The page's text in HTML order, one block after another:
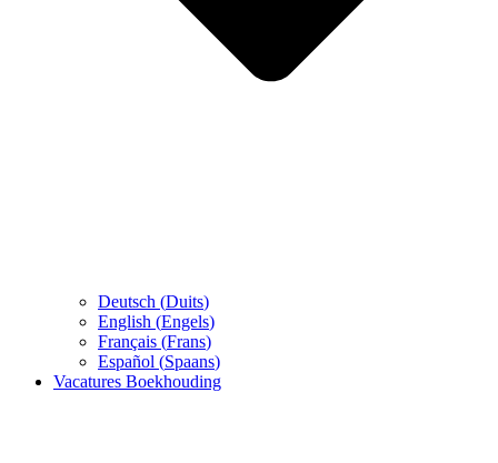
Deutsch (Duits)
English (Engels)
Français (Frans)
Español (Spaans)
Vacatures Boekhouding